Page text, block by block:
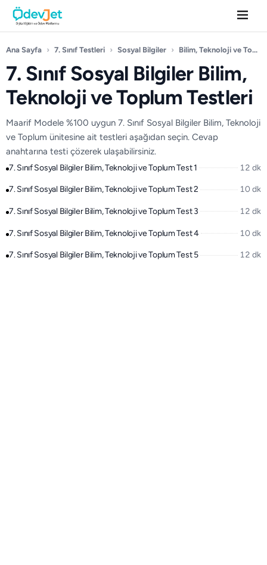
Ana Sayfa › 7. Sınıf Testleri › Sosyal Bilgiler › Bilim, Teknoloji ve Toplum
7. Sınıf Sosyal Bilgiler Bilim,
Teknoloji ve Toplum Testleri
Maarif Modele %100 uygun 7. Sınıf Sosyal Bilgiler Bilim, Teknoloji
ve Toplum ünitesine ait testleri aşağıdan seçin. Cevap
anahtarına testi çözerek ulaşabilirsiniz.
7. Sınıf Sosyal Bilgiler Bilim, Teknoloji ve Toplum Test 1 12 dk
7. Sınıf Sosyal Bilgiler Bilim, Teknoloji ve Toplum Test 2 10 dk
7. Sınıf Sosyal Bilgiler Bilim, Teknoloji ve Toplum Test 3 12 dk
7. Sınıf Sosyal Bilgiler Bilim, Teknoloji ve Toplum Test 4 10 dk
7. Sınıf Sosyal Bilgiler Bilim, Teknoloji ve Toplum Test 5 12 dk